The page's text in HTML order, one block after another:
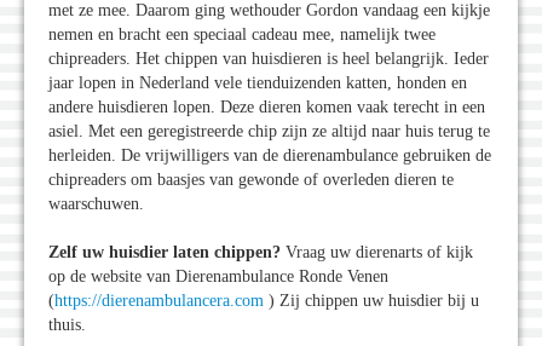
met ze mee. Daarom ging wethouder Gordon vandaag een kijkje
nemen en bracht een speciaal cadeau mee, namelijk twee
chipreaders. Het chippen van huisdieren is heel belangrijk. Ieder
jaar lopen in Nederland vele tienduizenden katten, honden en
andere huisdieren lopen. Deze dieren komen vaak terecht in een
asiel. Met een geregistreerde chip zijn ze altijd naar huis terug te
herleiden. De vrijwilligers van de dierenambulance gebruiken de
chipreaders om baasjes van gewonde of overleden dieren te
waarschuwen.
Zelf uw huisdier laten chippen? Vraag uw dierenarts of kijk
op de website van Dierenambulance Ronde Venen
(https://dierenambulancera.com ) Zij chippen uw huisdier bij u
thuis.